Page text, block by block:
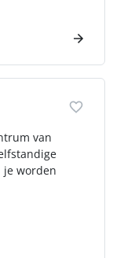
van
je worden